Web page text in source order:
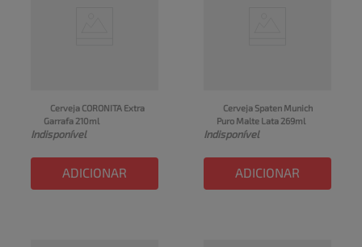
Cerveja CORONITA Extra
Garrafa 210ml
Indisponível
ADICIONAR
Cerveja Spaten Munich
Puro Malte Lata 269ml
Indisponível
ADICIONAR